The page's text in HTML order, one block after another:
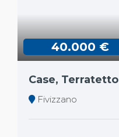
40.000 €
Case, Terratetto
Fivizzano